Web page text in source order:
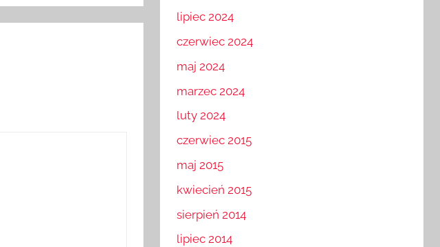
lipiec 2024
czerwiec 2024
maj 2024
marzec 2024
luty 2024
czerwiec 2015
maj 2015
kwiecień 2015
sierpień 2014
lipiec 2014